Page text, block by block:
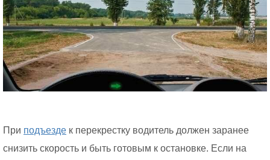
При подъезде к перекрестку водитель должен заранее
снизить скорость и быть готовым к остановке. Если на